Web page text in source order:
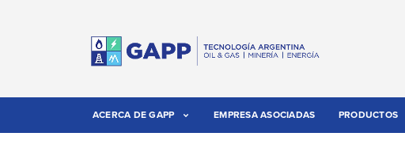
ACERCA DE GAPP EMPRESA ASOCIADAS PRODUCTOS